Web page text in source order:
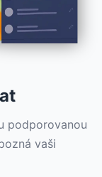
podporovanou
vaši